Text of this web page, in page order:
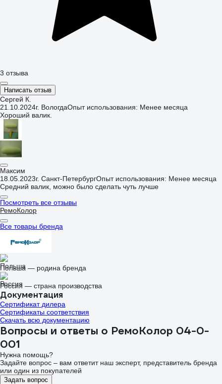
3 отзыва
Написать отзыв
Сергей К.
21.10.2024г. ВологдаОпыт использования: Менее месяца
Хороший валик.
Максим
18.05.2023г. Санкт-ПетербургОпыт использования: Менее месяца
Средний валик, можно было сделать чуть лучше
Посмотреть все отзывы
РемоКолор
Все товары бренда
Польша — родина бренда
Россия — страна производства
Документация
Сертификат дилера
Сертификаты соответствия
Скачать всю документацию
Вопросы и ответы о РемоКолор 04-0-
001
Нужна помощь?
Задайте вопрос – вам ответит наш эксперт, представитель бренда
или один из покупателей
Задать вопрос